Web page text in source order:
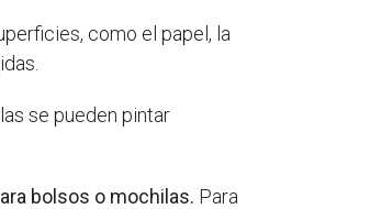
como el papel, la
se pueden pintar
bolsos o mochilas. Para